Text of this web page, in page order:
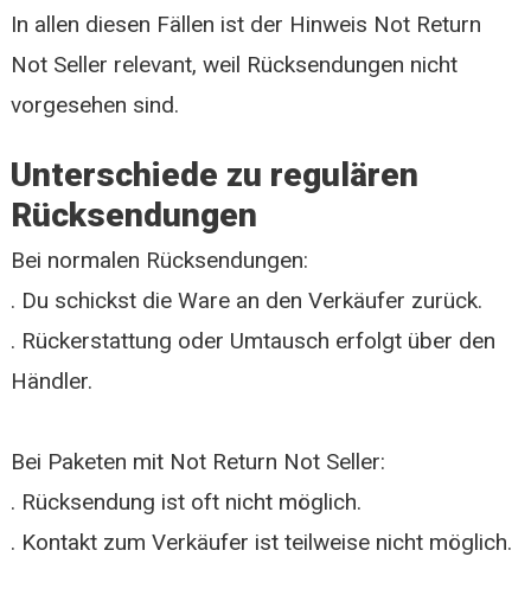
In allen diesen Fällen ist der Hinweis Not Return
Not Seller relevant, weil Rücksendungen nicht
vorgesehen sind.
Unterschiede zu regulären
Rücksendungen
Bei normalen Rücksendungen:
. Du schickst die Ware an den Verkäufer zurück.
. Rückerstattung oder Umtausch erfolgt über den
Händler.
Bei Paketen mit Not Return Not Seller:
. Rücksendung ist oft nicht möglich.
. Kontakt zum Verkäufer ist teilweise nicht möglich.